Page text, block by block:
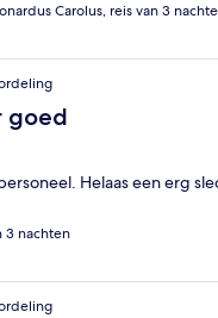
Carolus, reis van 3
goed
Helaas een erg
3 nachten